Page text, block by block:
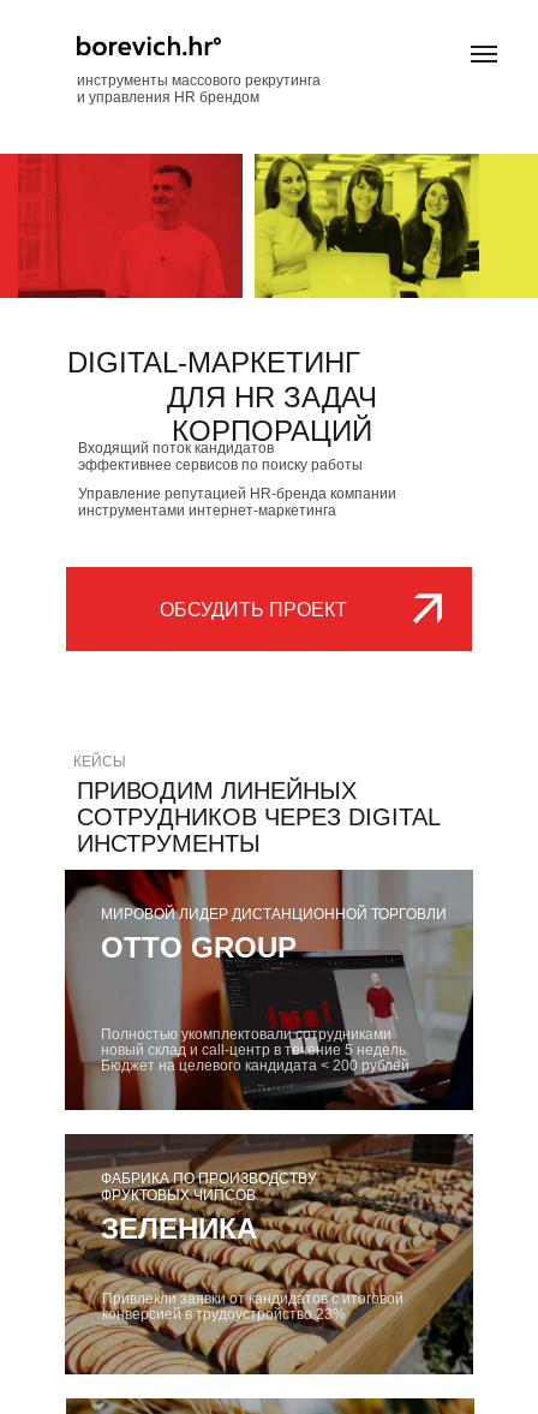
инструменты массового рекрутинга
и управления HR брендом
DIGITAL-МАРКЕТИНГ
ОБСУДИТЬ ПРОЕКТ
ДЛЯ HR ЗАДАЧ
КОРПОРАЦИЙ
Входящий поток кандидатов
эффективнее сервисов по поиску работы
Управление репутацией HR-бренда компании
инструментами интернет-маркетинга
КЕЙСЫ
ПРИВОДИМ ЛИНЕЙНЫХ
СОТРУДНИКОВ ЧЕРЕЗ DIGITAL
ИНСТРУМЕНТЫ
Полностью укомплектовали сотрудниками
новый склад и call-центр в течение 5 недель.
Бюджет на целевого кандидата < 200 рублей
OTTO GROUP
МИРОВОЙ ЛИДЕР ДИСТАНЦИОННОЙ ТОРГОВЛИ
ЗЕЛЕНИКА
ФАБРИКА ПО ПРОИЗВОДСТВУ
ФРУКТОВЫХ ЧИПСОВ
Привлекли заявки от кандидатов с итоговой
конверсией в трудоустройство 23%